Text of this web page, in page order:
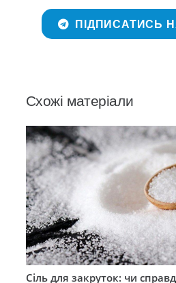
ПІДПИСАТИСЬ
Схожі матеріали
Сіль для закруток: чи